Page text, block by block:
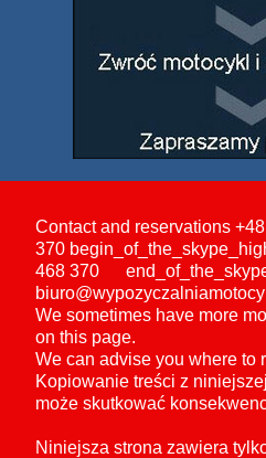
Contact and reservations
370
468 370
We sometimes have more
on this page.
We can advise you where to
Kopiowanie treści z
może skutkować
Niniejsza strona zawiera